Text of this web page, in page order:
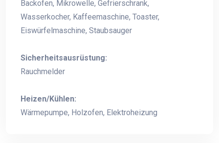
Backofen, Mikrowelle, Gefrierschrank,
Wasserkocher, Kaffeemaschine, Toaster,
Eiswürfelmaschine, Staubsauger
Sicherheitsausrüstung:
Rauchmelder
Heizen/Kühlen:
Wärmepumpe, Holzofen, Elektroheizung